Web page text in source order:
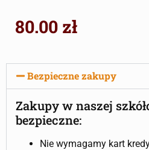
80.00 zł
Bezpieczne zakupy
Zakupy w naszej
bezpieczne:
Nie wymagamy kart